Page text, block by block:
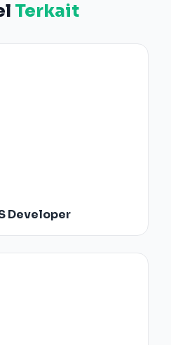
Terkait
Developer